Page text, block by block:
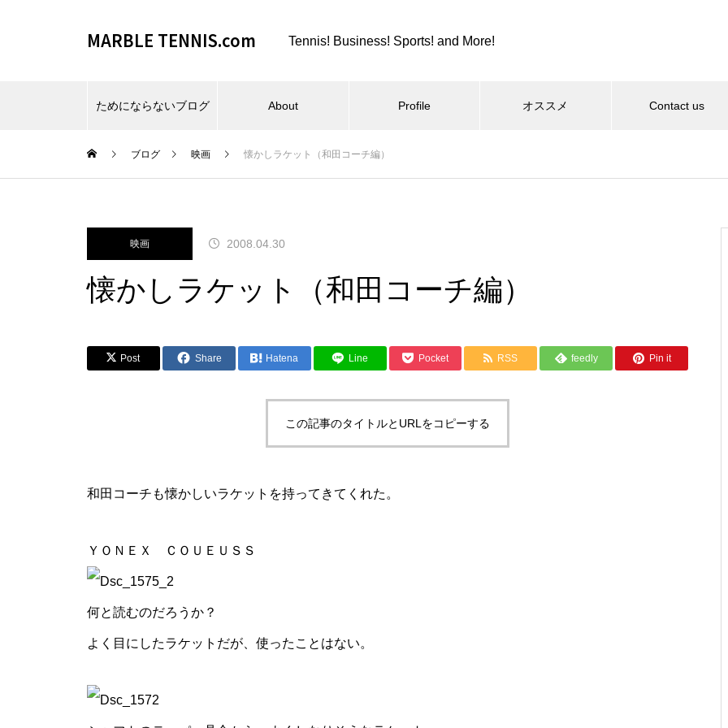
MARBLE TENNIS.com Tennis! Business! Sports! and More!
ためにならないブログ About Profile オススメ Contact us
ビーチスポーツとか、夏とか。
仕事場とか、REC FESTA と
コロンビア８とか、全日本９位
ニュージェネとか、またまた卓
ブログ 映画 懐かしラケット（和田コーチ編）
映画 2008.04.30
懐かしラケット（和田コーチ編）
Post Share Hatena Line Pocket RSS feedly Pin it
この記事のタイトルとURLをコピーする
和田コーチも懐かしいラケットを持ってきてくれた。
ＹＯＮＥＸ ＣＯＵＥＵＳＳ
何と読むのだろうか？
よく目にしたラケットだが、使ったことはない。